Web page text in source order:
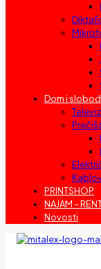
Dom i
PRINTSHOP
NAJAM –
Novosti